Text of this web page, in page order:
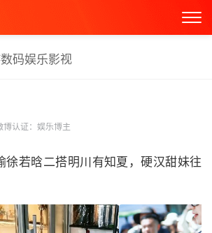
数码娱乐影视
博认证：娱乐博主
徐若晗二搭明川有知夏，硬汉甜妹往